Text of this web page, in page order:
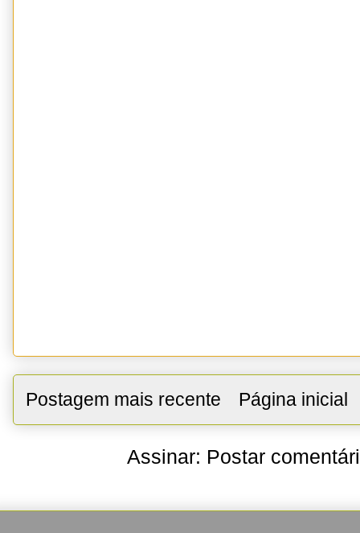
Postagem mais recente Página inicial
Assinar: Postar